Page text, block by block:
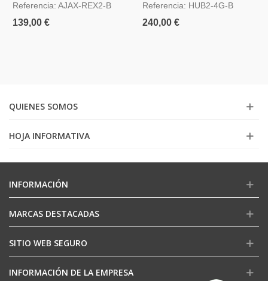
Referencia: AJAX-REX2-B
139,00 €
Referencia: HUB2-4G-B
240,00 €
QUIENES SOMOS
HOJA INFORMATIVA
INFORMACIÓN
MARCAS DESTACADAS
SITIO WEB SEGURO
INFORMACIÓN DE LA EMPRESA